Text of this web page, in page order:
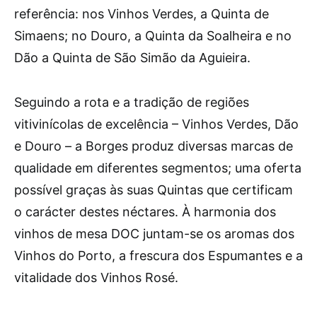
referência: nos Vinhos Verdes, a Quinta de
Simaens; no Douro, a Quinta da Soalheira e no
Dão a Quinta de São Simão da Aguieira.
Seguindo a rota e a tradição de regiões
vitivinícolas de excelência – Vinhos Verdes, Dão
e Douro – a Borges produz diversas marcas de
qualidade em diferentes segmentos; uma oferta
possível graças às suas Quintas que certificam
o carácter destes néctares. À harmonia dos
vinhos de mesa DOC juntam-se os aromas dos
Vinhos do Porto, a frescura dos Espumantes e a
vitalidade dos Vinhos Rosé.